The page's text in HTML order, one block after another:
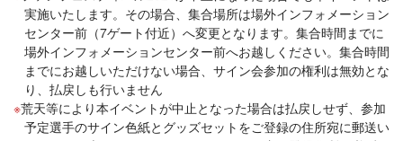
実施いたします。その場合、集合場所は場外インフォメーション
センター前（7ゲート付近）へ変更となります。集合時間までに
場外インフォメーションセンター前へお越しください。集合時間
までにお越しいただけない場合、サイン会参加の権利は無効とな
り、払戻しも行いません
荒天等により本イベントが中止となった場合は払戻しせず、参加
予定選手のサイン色紙とグッズセットをご登録の住所宛に郵送い